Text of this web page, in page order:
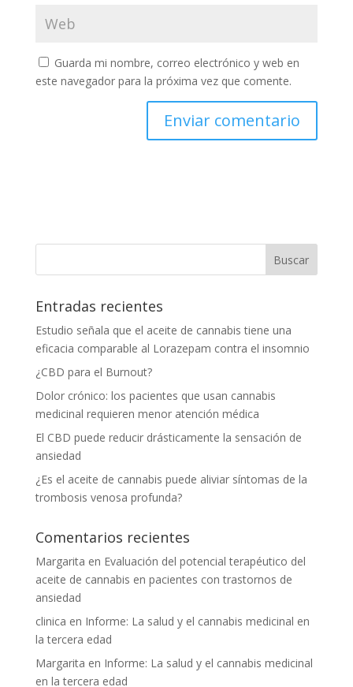
Guarda mi nombre, correo electrónico y web en
este navegador para la próxima vez que comente.
Entradas recientes
Estudio señala que el aceite de cannabis tiene una
eficacia comparable al Lorazepam contra el insomnio
¿CBD para el Burnout?
Dolor crónico: los pacientes que usan cannabis
medicinal requieren menor atención médica
El CBD puede reducir drásticamente la sensación de
ansiedad
¿Es el aceite de cannabis puede aliviar síntomas de la
trombosis venosa profunda?
Comentarios recientes
Margarita en Evaluación del potencial terapéutico del
aceite de cannabis en pacientes con trastornos de
ansiedad
clinica en Informe: La salud y el cannabis medicinal en
la tercera edad
Margarita en Informe: La salud y el cannabis medicinal
en la tercera edad